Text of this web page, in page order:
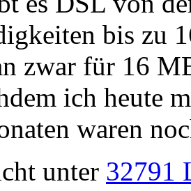
bis zu
zwar für 16
ich heute
waren
unter 32791